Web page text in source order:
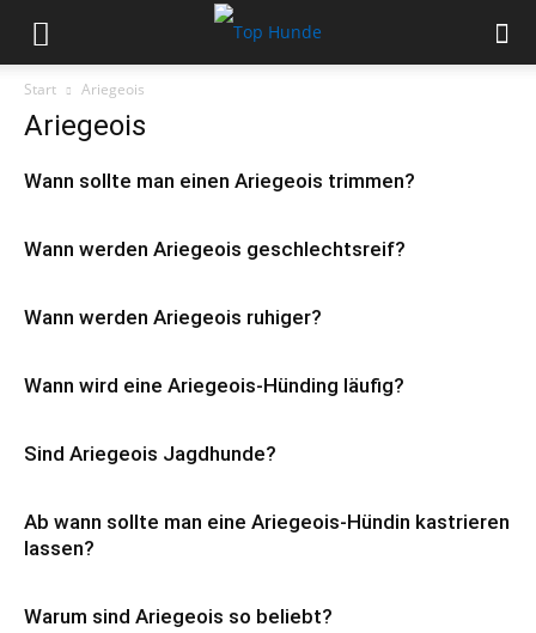
Start Ariegeois
Ariegeois
Wann sollte man einen Ariegeois trimmen?
Wann werden Ariegeois geschlechtsreif?
Wann werden Ariegeois ruhiger?
Wann wird eine Ariegeois-Hünding läufig?
Sind Ariegeois Jagdhunde?
Ab wann sollte man eine Ariegeois-Hündin kastrieren
lassen?
Warum sind Ariegeois so beliebt?